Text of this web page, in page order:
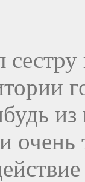
очень